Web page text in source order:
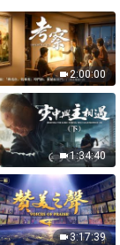
2:00:00
1:34:40
3:17:39